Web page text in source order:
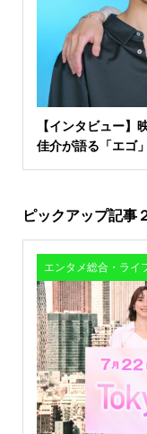
【インタビュー】
佳介が語る「エゴ
ピックアップ記事
エンタメ総合・ライ